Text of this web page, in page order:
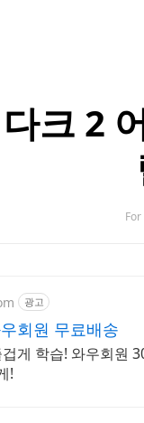
크 2
광고
회원 무료배송
게 학습! 와우회원
!